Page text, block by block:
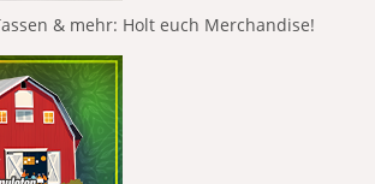
& mehr: Holt euch Merchandise!